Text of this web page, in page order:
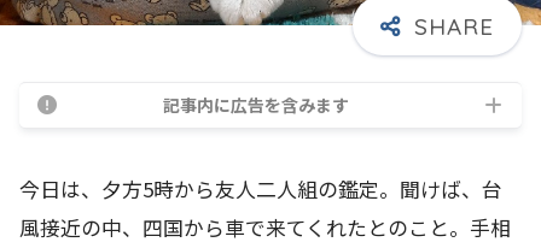
記事内に広告を含みます
今日は、夕方5時から友人二人組の鑑定。聞けば、台
風接近の中、四国から車で来てくれたとのこと。手相